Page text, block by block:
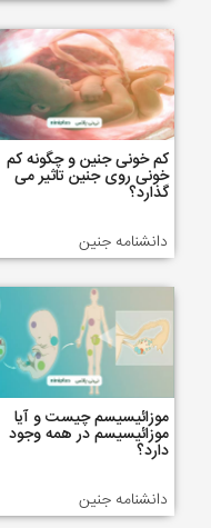
کم خونی جنین و چگونه کم
خونی روی جنین تاثیر می
گذارد؟
دانشنامه جنین
موزائیسیسم چیست و آیا
موزائیسیسم در همه وجود
دارد؟
دانشنامه جنین